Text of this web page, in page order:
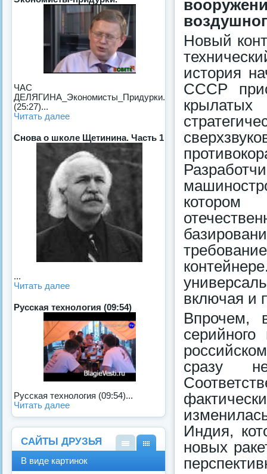
Новый
история
СССР
крылатых
включая и
Впрочем,
сразу
Индия,
новых
ЧАС
ДЕЛЯГИНА_Экономисты_Придурки.
(25:27)...
Читать далее
Снова о школе Щетинина. Часть 1
...
Читать далее
Русская технология (09:54)
Русская технология (09:54)...
Читать далее
САЙТЫ ДРУЗЬЯ
В виде картинок